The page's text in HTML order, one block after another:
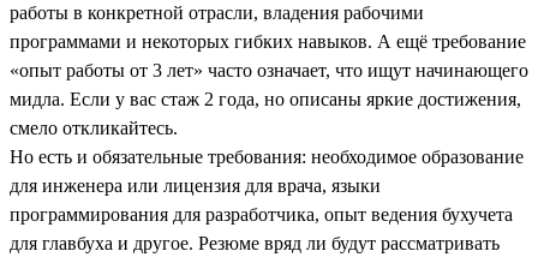
работы в конкретной отрасли, владения рабочими
программами и некоторых гибких навыков. А ещё требование
«опыт работы от 3 лет» часто означает, что ищут начинающего
мидла. Если у вас стаж 2 года, но описаны яркие достижения,
смело откликайтесь.
Но есть и обязательные требования: необходимое образование
для инженера или лицензия для врача, языки
программирования для разработчика, опыт ведения бухучета
для главбуха и другое. Резюме вряд ли будут рассматривать